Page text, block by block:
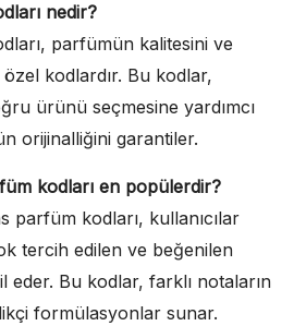
nedir?
parfümün kalitesini ve
kodlardır. Bu kodlar,
ürünü seçmesine yardımcı
orijinalliğini garantiler.
kodları en popülerdir?
parfüm kodları, kullanıcılar
tercih edilen ve beğenilen
eder. Bu kodlar, farklı notaların
formülasyonlar sunar.